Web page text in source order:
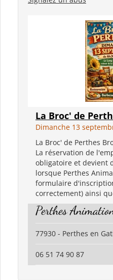
La Broc' de
Dimanche 13
La Broc' de Perthes
La réservation de
obligatoire et devient
lorsque Perthes
formulaire
correctement) ainsi
Perthes
77930 - Perthes en
06 51 74 90 87